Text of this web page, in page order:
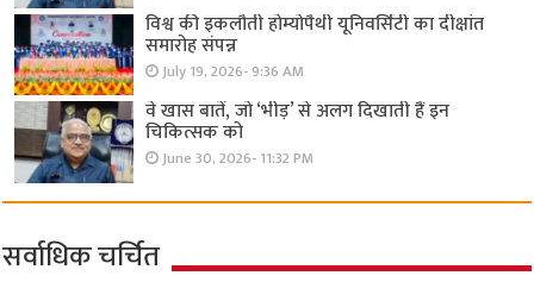
विश्व की इकलौती होम्योपैथी यूनिवर्सिटी का दीक्षांत
समारोह संपन्न
July 19, 2026- 9:36 AM
वे खास बातें, जो ‘भीड़’ से अलग दिखाती हैं इन
चिकित्सक को
June 30, 2026- 11:32 PM
सर्वाधिक चर्चित